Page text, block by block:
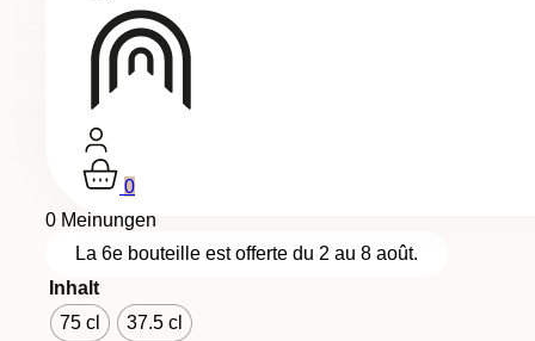
0
Auf Bestellung erhältlich
Tradition, Medaillenweine
AOC Wallis
Chardonnay Barrique
0 Meinungen
La 6e bouteille est offerte du 2 au 8 août.
Inhalt
75 cl
37.5 cl